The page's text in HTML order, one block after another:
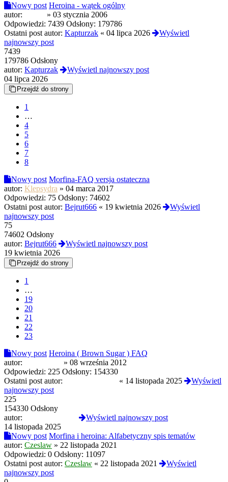
Nowy post Heroina - wątek ogólny
autor:
» 03 stycznia 2006
Odpowiedzi: 7439 Odsłony: 179786
Ostatni post autor: Kapturzak « 04 lipca 2026
Wyświetl
najnowszy post
7439
179786 Odsłony
autor: Kapturzak
Wyświetl najnowszy post
04 lipca 2026
Przejdź do strony
1
…
4
5
6
7
8
Nowy post Morfina-FAQ versja ostateczna
autor: Klepsydra » 04 marca 2017
Odpowiedzi: 75 Odsłony: 74602
Ostatni post autor: Bejrut666 « 19 kwietnia 2026
Wyświetl
najnowszy post
75
74602 Odsłony
autor: Bejrut666
Wyświetl najnowszy post
19 kwietnia 2026
Przejdź do strony
1
…
19
20
21
22
23
Nowy post Heroina ( Brown Sugar ) FAQ
autor:
» 08 września 2012
Odpowiedzi: 225 Odsłony: 154330
Ostatni post autor:
« 14 listopada 2025
Wyświetl
najnowszy post
225
154330 Odsłony
autor:
Wyświetl najnowszy post
14 listopada 2025
Nowy post Morfina i heroina: Alfabetyczny spis tematów
autor: Czeslaw » 22 listopada 2021
Odpowiedzi: 0 Odsłony: 11097
Ostatni post autor: Czeslaw « 22 listopada 2021
Wyświetl
najnowszy post